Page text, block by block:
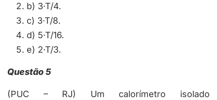
b) 3·T/4.
c) 3·T/8.
d) 5·T/16.
e) 2·T/3.
Questão 5
(PUC – RJ) Um calorímetro isolado